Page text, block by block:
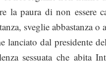
la paura di non essere
sveglie abbastanza o
lanciato dal presidente
sessuata che abita